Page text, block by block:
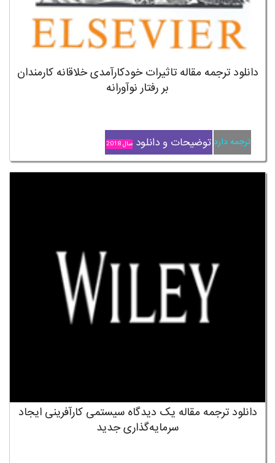
دانلود ترجمه مقاله تاثیرات خودکارآمدی خلاقانه کارمندان
بر رفتار نوآورانه
ترجمه دارد توضیحات و دانلود سال 2018
دانلود ترجمه مقاله یک دیدگاه سیستمی کارآفرینی ایجاد
سرمایه‌گذاری جدید